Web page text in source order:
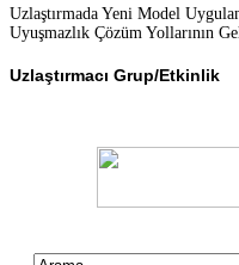
Uzlaştırmada Yeni Model
Uyuşmazlık Çözüm Yollarının
Uzlaştırmacı Grup/Etkinlik